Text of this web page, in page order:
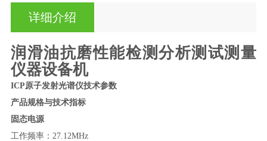
详细介绍
润滑油抗磨性能检测分析测试测量
仪器设备机
ICP 原子发射光谱仪技术参数
产品规格与技术指标
固态电源
工作频率： 27.12MHz